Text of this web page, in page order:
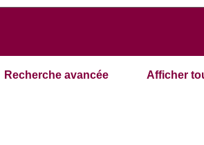
Recherche avancée Afficher